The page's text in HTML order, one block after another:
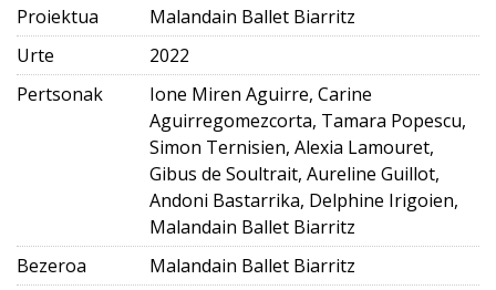
Proiektua
Malandain Ballet Biarritz
Urte
2022
Pertsonak
Ione Miren Aguirre, Carine
Aguirregomezcorta, Tamara Popescu,
Simon Ternisien, Alexia Lamouret,
Gibus de Soultrait, Aureline Guillot,
Andoni Bastarrika, Delphine Irigoien,
Malandain Ballet Biarritz
Bezeroa
Malandain Ballet Biarritz